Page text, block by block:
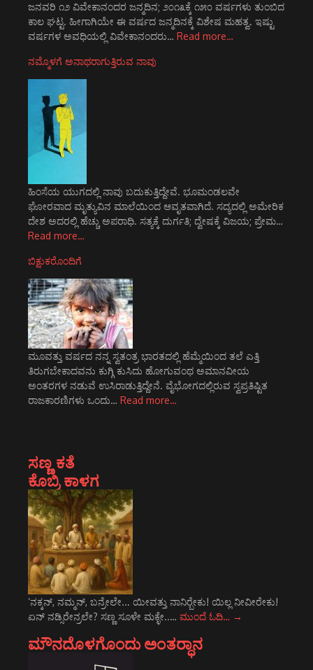
ಜನವರಿ ೧೨ ವಿವೇಕಾನಂದರ ಜನ್ಮದಿನ; ೨೦೧೩ಕ್ಕೆ ೧೫೦ ವರ್ಷಗಳು ತುಂಬಿದ
ಕಾಲ ಘಟ್ಟ. ಹೀಗಾಗಿಯೇ ಈ ವರ್ಷದ ಜನ್ಮದಿನಕ್ಕೆ ವಿಶೇಷ ಮಹತ್ವ. ಇಷ್ಟು
ವರ್ಷಗಳ ಅವಧಿಯಲ್ಲಿ ವಿವೇಕಾನಂದರು… Read more…
ನಮ್ಮೊಳಗೆ ಅನಾಥರಾಗುತ್ತಿರುವ ನಾವು
ಹಿಂಸೆಯ ಯುಗದಲ್ಲಿ ನಾವು ಬದುಕುತ್ತಿದ್ದೇವೆ. ಭೂಮಂಡಲವೇ
ಘೋರವಾದ ಮೃತ್ಯುವಿನ ಮಾಲೆಯಿಂದ ಆವೃತವಾಗಿದೆ. ಸದ್ಯದಲ್ಲಿ ಅಮೇರಿಕ
ದೇಶ ಅದರಲ್ಲಿ ಹೆಚ್ಚು ಅಪರಾಧಿ. ಸತ್ಯಕ್ಕೆ ದುರ್ಗತಿ; ದ್ವೇಷಕ್ಕೆ ವಿಜಯ; ಪ್ರೇಮ…
Read more…
ಬಿಕ್ಷುಕರೊಂದಿಗೆ
ಮೂವತ್ತು ವರ್ಷದ ನನ್ನ ಸ್ವತಂತ್ರ ಭಾರತದಲ್ಲಿ ಹೆಮ್ಮೆಯಿಂದ ತಲೆ ಎತ್ತಿ
ತಿರುಗಬೇಕಾದವನು ಕುಗ್ಗಿ ಕುಸಿದು ಹೋಗುವಂಥ ಅಮಾನವೀಯ
ಅಂತರಗಳ ನಡುವೆ ಉಸಿರಾಡುತ್ತಿದ್ದೇನೆ. ವೈಭೋಗದಲ್ಲಿರುವ ಸ್ವಪ್ರತಿಷ್ಟಿತ
ರಾಜಕಾರಣಿಗಳು ಒಂದು… Read more…
ಸಣ್ಣ ಕತೆ
ಕೊಬ್ರಿ ಕಾಳಗ
‘ನಕ್ಕನ್, ನಮ್ಮನ್, ಬನ್ರೇಲೇ... ಯೀವತ್ತು ನಾನಿರ್‍ಬೇಕು! ಯಿಲ್ಲ ನೀವೀರೇಕು!
ಏನ್ ನಡ್ಸಿರೇನ್ರಲೇ? ಸಣ್ಣ ಸೂಳೇ ಮಕ್ಳೇ..… ಮುಂದೆ ಓದಿ… →
ಮೌನದೊಳಗೊಂದು ಅಂತರ್‍ಧಾನ